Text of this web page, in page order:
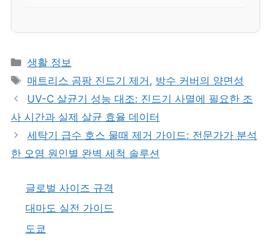
카
테
고
리
생활 정보
태
그
매트리스 곰팡 진드기 제거 , 방수 커버의 양면성
UV-C 살균기 성능 대조: 진드기 사멸에 필요한 조
사 시간과 실제 살균 효율 데이터
세탁기 급수 호스 물때 제거 가이드: 전문가가 분석
한 오염 원인별 완벽 세척 솔루션
글로벌 사이즈 규격
대마도 실전 가이드
도쿄